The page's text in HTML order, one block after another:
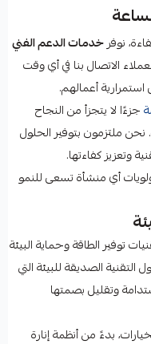
نوفرخدمات الدعم الفني
الاتصال بنا في أي وقت
أعمالهم.
جزءًا لا يتجزأ من النجاح
نحن ملتزمون بتوفير الحلول
وتعزيز كفاءتها.
أي منشأة تسعى للنمو
توفير الطاقة وحماية البيئة
الصديقة للبيئة التي
وتقليل بصمتها
بدءً من أنظمة إنارة